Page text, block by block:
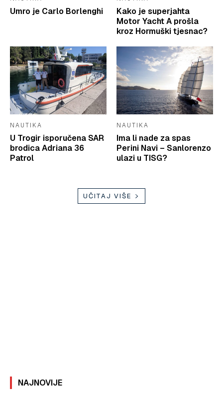
Umro je Carlo Borlenghi
Kako je superjahta
Motor Yacht A prošla
kroz Hormuški tjesnac?
NAUTIKA
U Trogir isporučena SAR
brodica Adriana 36
Patrol
NAUTIKA
Ima li nade za spas
Perini Navi – Sanlorenzo
ulazi u TISG?
UČITAJ VIŠE
NAJNOVIJE